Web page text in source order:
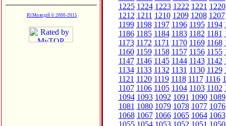
Ю.Молодій © 2000-2015
1225 1224 1223 1222 1221 1220
1212 1211 1210 1209 1208 1207
1199 1198 1197 1196 1195 1194
1186 1185 1184 1183 1182 1181
1173 1172 1171 1170 1169 1168
1160 1159 1158 1157 1156 1155
1147 1146 1145 1144 1143 1142
1134 1133 1132 1131 1130 1129
1121 1120 1119 1118 1117 1116
1107 1106 1105 1104 1103 1102
1094 1093 1092 1091 1090 1089
1081 1080 1079 1078 1077 1076
1068 1067 1066 1065 1064 1063
1055 1054 1053 1052 1051 1050